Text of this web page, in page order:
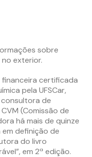
sobre
exterior.
certificada
pela UFSCar,
de
(Comissão de
há mais de quinze
definição de
do livro
em 2ª edição.